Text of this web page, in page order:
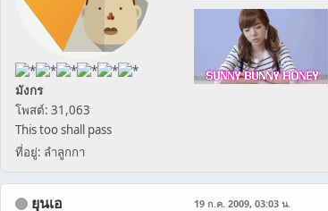
มังกร
โพสต์: 31,063
This too shall pass
ที่อยู่: ลำลูกกา
ยุนเอ 19 ก.ค. 2009, 03:03 น.